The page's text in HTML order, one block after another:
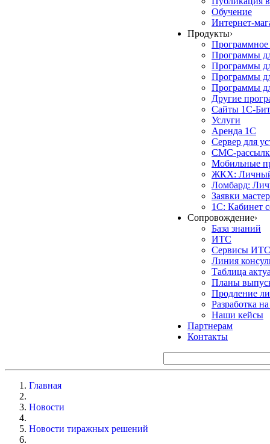
Обучение
Интернет-
Продукты›
Программное
Программы
Программы
Программы
Программы
Другие
Сайты 1С-
Услуги
Аренда 1С
Сервер для
СМС-
Мобильные
ЖКХ: Личный
Ломбард:
Заявки
1С: Кабинет
Сопровождение›
База знаний
ИТС
Сервисы ИТС
Линия
Таблица
Планы
Продление
Разработка
Наши кейсы
Партнерам
Контакты
Главная
Новости
Новости тиражных решений